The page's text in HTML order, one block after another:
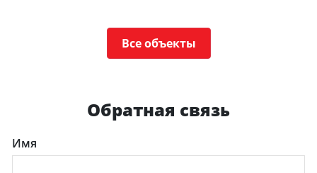
Все объекты
Обратная связь
Имя